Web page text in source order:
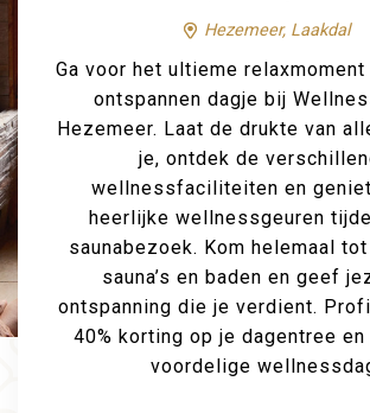
Hezemeer, Laakdal
Ga voor het ultieme
ontspannen dagje bij
Hezemeer. Laat de drukte van
je, ontdek de
wellnessfaciliteiten en
heerlijke wellnessgeuren
saunabezoek. Kom helemaal
sauna’s en baden en geef
ontspanning die je verdient.
40% korting op je dagentree en
voordelige